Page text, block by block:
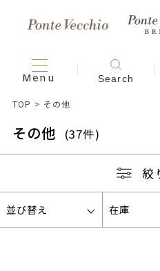
TOP > その他
その他 (37件)
絞
並び替え 在庫